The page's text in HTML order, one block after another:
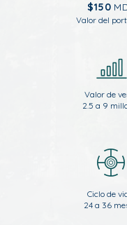
$150
Valor del
Valor de
2.5 a 9
Ciclo de
24 a 36